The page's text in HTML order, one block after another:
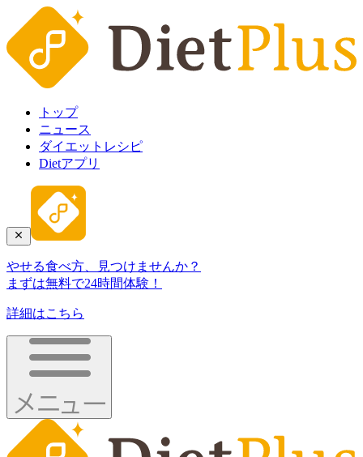
トップ
ニュース
ダイエットレシピ
Dietアプリ
やせる食べ方、見つけませんか？
まずは無料で24時間体験！
詳細はこちら